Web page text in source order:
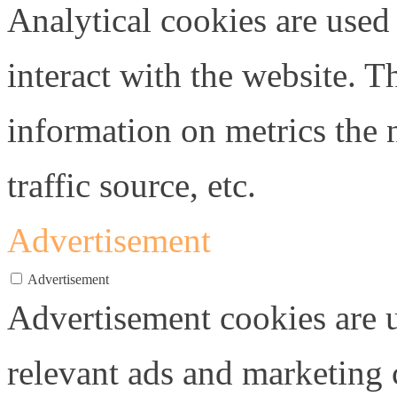
Analytical cookies are
interact with the website.
information on metrics the
traffic source, etc.
Advertisement
Advertisement
Advertisement cookies
relevant ads and marketing